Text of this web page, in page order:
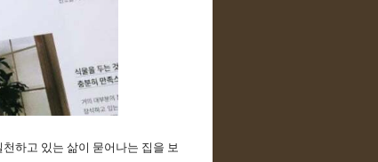
하고 있는 삶이 묻어나는 집을 보